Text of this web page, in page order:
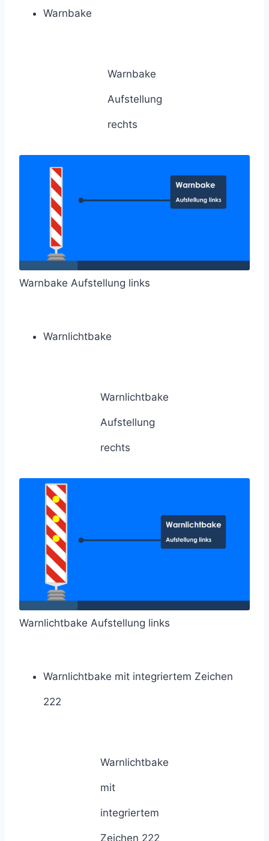
Warnbake
Warnbake
Aufstellung
rechts
Warnbake Aufstellung links
Warnlichtbake
Warnlichtbake
Aufstellung
rechts
Warnlichtbake Aufstellung links
Warnlichtbake mit integriertem Zeichen
222
Warnlichtbake
mit
integriertem
Zeichen 222